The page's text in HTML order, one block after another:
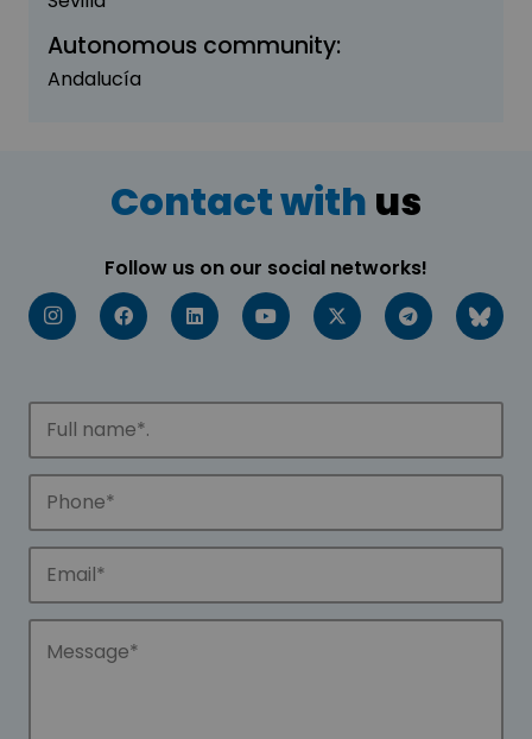
Autonomous community:
Andalucía
Contact with us
Follow us on our social networks!